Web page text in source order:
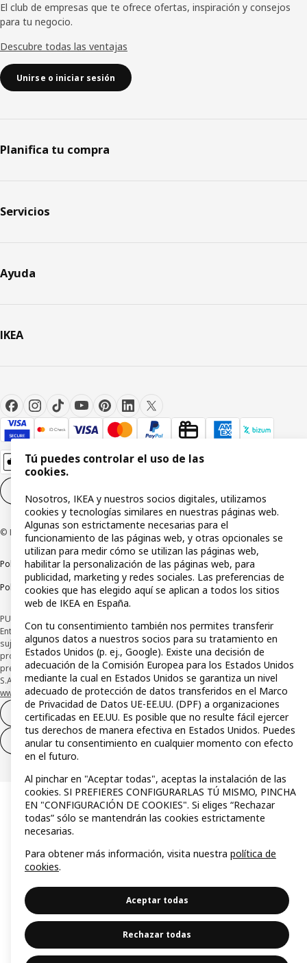
El club de empresas que te ofrece ofertas, inspiración y consejos
para tu negocio.
Descubre todas las ventajas
Unirse o iniciar sesión
Planifica tu compra
Servicios
Ayuda
IKEA
© Inter IKEA Systems B.V 1999-2026
Política de privacidadPolítica de cookies Términos y condiciones
Política de divulgación responsable
PUBLICIDAD: *Financiación a través de la tarjeta IKEA VISA emitida por la
Entidad de Pago híbrida CaixaBank Payments & Consumer, E.F.C., E.P., S.A.U., y
sujeta a su organización. La entidad ha escogido como sistema de
protección de los fondos recibidos de usuarios de servicios de pago que
presta su depósito en una cuenta bancaria separada abierta en CaixaBank,
S.A. Conoce más acerca de las formas de pago de tu tarjeta aquí:
www.caixabankpc.com/es/productos. ​
Desistimiento del contrato
Desistimiento de solo servicios
Tú puedes controlar el uso de las
cookies.
Nosotros, IKEA y nuestros socios digitales, utilizamos
cookies y tecnologías similares en nuestras páginas web.
Algunas son estrictamente necesarias para el
funcionamiento de las páginas web, y otras opcionales se
utilizan para medir cómo se utilizan las páginas web,
habilitar la personalización de las páginas web, para
publicidad, marketing y redes sociales. Las preferencias de
cookies que has elegido aquí se aplican a todos los sitios
web de IKEA en España.
Con tu consentimiento también nos permites transferir
algunos datos a nuestros socios para su tratamiento en
Estados Unidos (p. ej., Google). Existe una decisión de
adecuación de la Comisión Europea para los Estados Unidos
mediante la cual en Estados Unidos se garantiza un nivel
adecuado de protección de datos transferidos en el Marco
de Privacidad de Datos UE-EE.UU. (DPF) a organizaciones
certificadas en EE.UU. Es posible que no resulte fácil ejercer
tus derechos de manera efectiva en Estados Unidos. Puedes
anular tu consentimiento en cualquier momento con efecto
en el futuro.
Al pinchar en "Aceptar todas", aceptas la instalación de las
cookies. SI PREFIERES CONFIGURARLAS TÚ MISMO, PINCHA
EN "CONFIGURACIÓN DE COOKIES". Si eliges “Rechazar
todas” sólo se mantendrán las cookies estrictamente
necesarias.
Para obtener más información, visita nuestra política de
cookies.
Aceptar todas
Rechazar todas